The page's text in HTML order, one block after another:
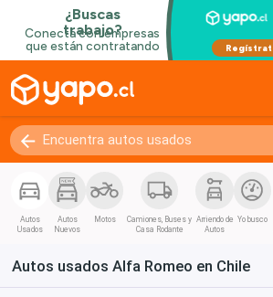
Autos
Usados
Autos
Nuevos
Motos
Camiones, Buses y
Casa Rodante
Arriendo de
Autos
Yo busco
Autos usados Alfa Romeo en Chile